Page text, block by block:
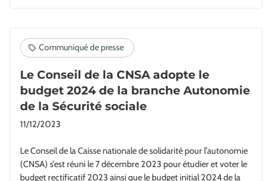
Le Conseil de la CNSA adopte le
budget 2024 de la branche Autonomie
de la Sécurité sociale
11/12/2023
Le Conseil de la Caisse nationale de solidarité pour l’autonomie
(CNSA) s’est réuni le 7 décembre 2023 pour étudier et voter le
budget rectificatif 2023 ainsi que le budget initial 2024 de la